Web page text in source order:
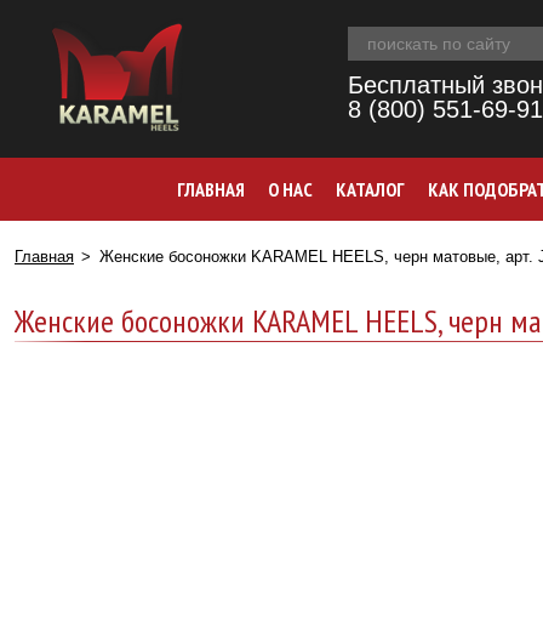
Бесплатный
8 (800) 551-69-91
ГЛАВНАЯ О НАС КАТАЛОГ КАК
Главная Женские босоножки KARAMEL HEELS, черн матовые, арт.
Женские босоножки KARAMEL HEELS, черн